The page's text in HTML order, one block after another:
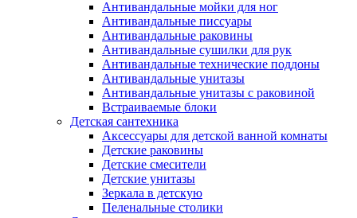
Антивандальные мойки для ног
Антивандальные писсуары
Антивандальные раковины
Антивандальные сушилки для рук
Антивандальные технические поддоны
Антивандальные унитазы
Антивандальные унитазы с раковиной
Встраиваемые блоки
Детская сантехника
Аксессуары для детской ванной комнаты
Детские раковины
Детские смесители
Детские унитазы
Зеркала в детскую
Пеленальные столики